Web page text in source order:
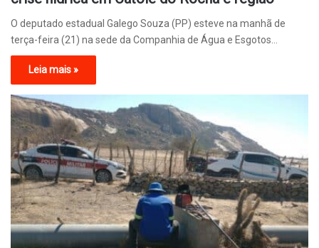
O deputado estadual Galego Souza (PP) esteve na manhã de
terça-feira (21) na sede da Companhia de Água e Esgotos…
Leia mais »